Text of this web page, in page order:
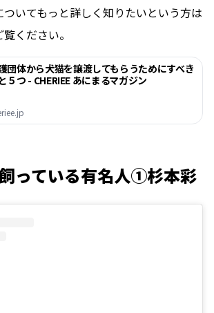
いてもっと詳しく知りたいという方は
ください。
団体から犬猫を譲渡してもらうためにすべき
５つ - CHERIEE あにまるマガジン
っている有名人①杉本彩